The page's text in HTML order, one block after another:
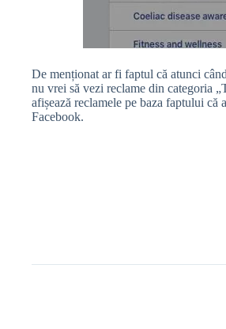
De menționat ar fi faptul că atunci
nu vrei să vezi reclame din categoria
afișează reclamele pe baza faptului
Facebook.